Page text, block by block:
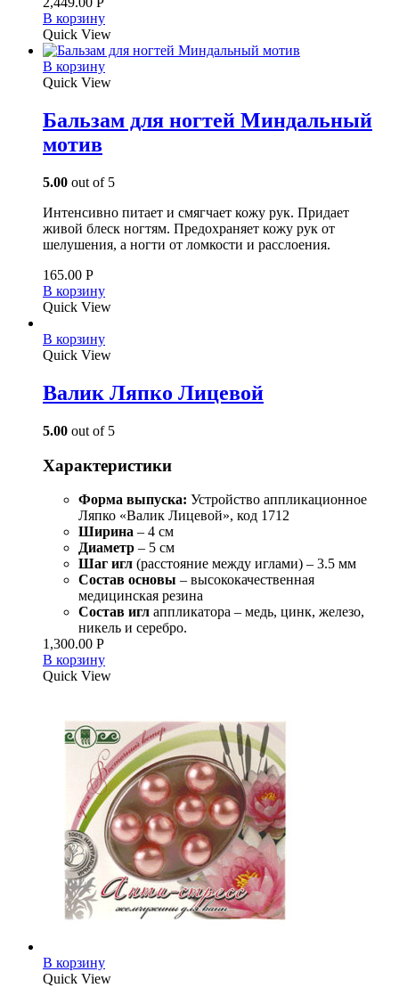
В корзину
Quick View
В корзину
Quick View
Бальзам для ногтей Миндальный
мотив
5.00 out of 5
Интенсивно питает и смягчает кожу рук. Придает
живой блеск ногтям. Предохраняет кожу рук от
шелушения, а ногти от ломкости и расслоения.
165.00 Р
В корзину
Quick View
В корзину
Quick View
Валик Ляпко Лицевой
5.00 out of 5
Характеристики
Форма выпуска: Устройство аппликационное
Ляпко «Валик Лицевой», код 1712
Ширина – 4 см
Диаметр – 5 см
Шаг игл (расстояние между иглами) – 3.5 мм
Состав основы – высококачественная
медицинская резина
Состав игл аппликатора – медь, цинк, железо,
никель и серебро.
1,300.00 Р
В корзину
Quick View
В корзину
Quick View